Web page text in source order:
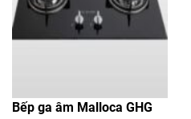
Bếp ga âm Malloca GHG